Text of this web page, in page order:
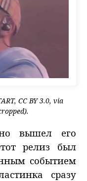
, CC BY 3.0, via
вышел его
релиз был
событием
сразу